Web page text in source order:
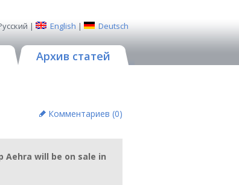
| English | Deutsch
Архив статей
Комментариев (0)
will be on sale in